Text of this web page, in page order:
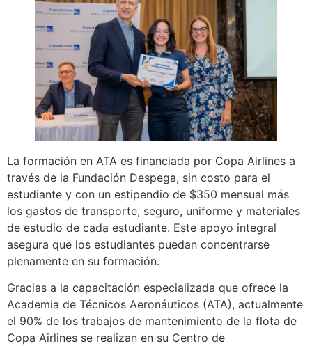
La formación en ATA es financiada por Copa Airlines a
través de la Fundación Despega, sin costo para el
estudiante y con un estipendio de $350 mensual más
los gastos de transporte, seguro, uniforme y materiales
de estudio de cada estudiante. Este apoyo integral
asegura que los estudiantes puedan concentrarse
plenamente en su formación.
Gracias a la capacitación especializada que ofrece la
Academia de Técnicos Aeronáuticos (ATA), actualmente
el 90% de los trabajos de mantenimiento de la flota de
Copa Airlines se realizan en su Centro de